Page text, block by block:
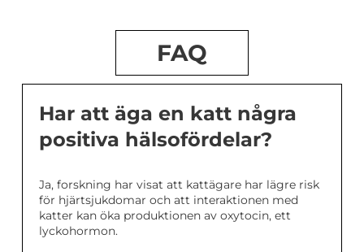
FAQ
Har att äga en katt några
positiva hälsofördelar?
Ja, forskning har visat att kattägare har lägre risk
för hjärtsjukdomar och att interaktionen med
katter kan öka produktionen av oxytocin, ett
lyckohormon.